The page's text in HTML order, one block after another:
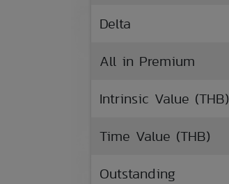
Delta
All in Premium
Intrinsic Value (THB)
Time Value (THB)
Outstanding